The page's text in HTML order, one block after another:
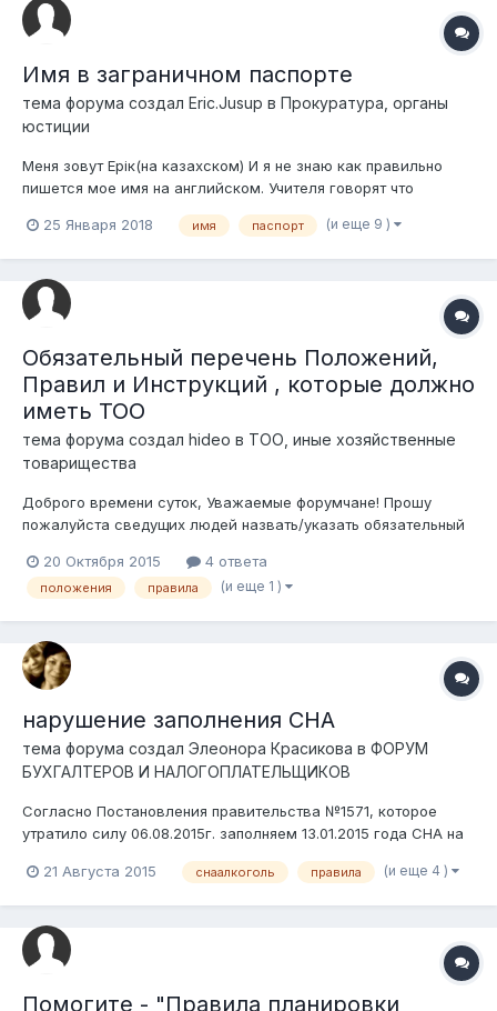
Имя в заграничном паспорте
тема форума создал Eric.Jusup в Прокуратура, органы
юстиции
Меня зовут Ерiк(на казахском) И я не знаю как правильно
пишется мое имя на английском. Учителя говорят что
В переводчиках транслит Erik. А в некоторых статьях
пишутся так...
25 Января 2018 имя паспорт (и еще 9 )
Обязательный перечень Положений,
Правил и Инструкций , которые должно
иметь ТОО
тема форума создал hideo в ТОО, иные хозяйственные
товарищества
Доброго времени суток, Уважаемые форумчане! Прошу
пожалуйста сведущих людей назвать/указать обязательный
иметь ТОО. Если получится поделиться образцами неких
документов буду очень благодарен.
20 Октября 2015 4 ответа
положения правила (и еще 1 )
нарушение заполнения СНА
тема форума создал Элеонора Красикова в ФОРУМ
БУХГАЛТЕРОВ И НАЛОГОПЛАТЕЛЬЩИКОВ
Согласно Постановления правительства №1571, которое
утратило силу 06.08.2015г. заполняем 13.01.2015 года СНА на
розницу, склад и магазин находятся на одной территории, но
получатель указывается один...
21 Августа 2015 снаалкоголь правила (и еще 4 )
Помогите - "Правила планировки